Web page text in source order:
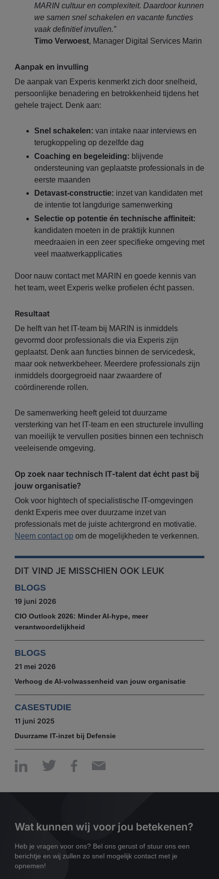
MARIN cultuur en complexiteit. Daardoor kunnen
we samen snel schakelen en vacante functies
vaak definitief invullen.”
Timo Verwoest, Manager Digital Services Marin
Aanpak en invulling
De aanpak van Experis kenmerkt zich door snelheid,
persoonlijke benadering en betrokkenheid tijdens het
gehele traject. Denk aan:
Snel schakelen: van intake naar interviews en
terugkoppeling op dezelfde dag
Coaching en begeleiding: blijvende
ondersteuning van geplaatste professionals in de
eerste maanden
Detavast-constructie: inzet van kandidaten met
de intentie tot langdurige samenwerking
Selectie op potentie én technische affiniteit:
kandidaten moeten in de praktijk kunnen
meedraaien in een zeer specifieke omgeving met
veel maatwerkapplicaties
Door nauw contact met MARIN en goede kennis van
het team, weet Experis welke profielen écht passen.
Resultaat
De helft van het IT-team bij MARIN is inmiddels
gevormd door professionals die via Experis zijn
geplaatst. Denk aan functies binnen de servicedesk,
maar ook netwerkbeheer. Meerdere professionals zijn
inmiddels doorgegroeid naar zwaardere of
coördinerende rollen.
De samenwerking heeft geleid tot duurzame
versterking van het IT-team en een structurele invulling
van moeilijk te vervullen posities binnen een technisch
veeleisende omgeving.
Op zoek naar technisch IT-talent dat écht past bij
jouw organisatie?
Ook voor hightech of specialistische IT-omgevingen
denkt Experis mee over duurzame inzet van
professionals met de juiste achtergrond en motivatie.
Neem contact op om de mogelijkheden te verkennen.
DIT VIND JE MISSCHIEN OOK LEUK
BLOGS
19 juni 2026
CIO Outlook 2026: Minder AI-hype, meer
verantwoordelijkheid
BLOGS
21 mei 2026
Verhoog de AI-volwassenheid van jouw organisatie
CASESTUDIE
11 juni 2025
Duurzame IT-inzet bij Defensie
Wat kunnen wij voor jou betekenen?
Heb je vragen voor ons? Bel ons gerust of stuur ons een
berichtje en wij zullen zo snel mogelijk contact met je
opnemen!